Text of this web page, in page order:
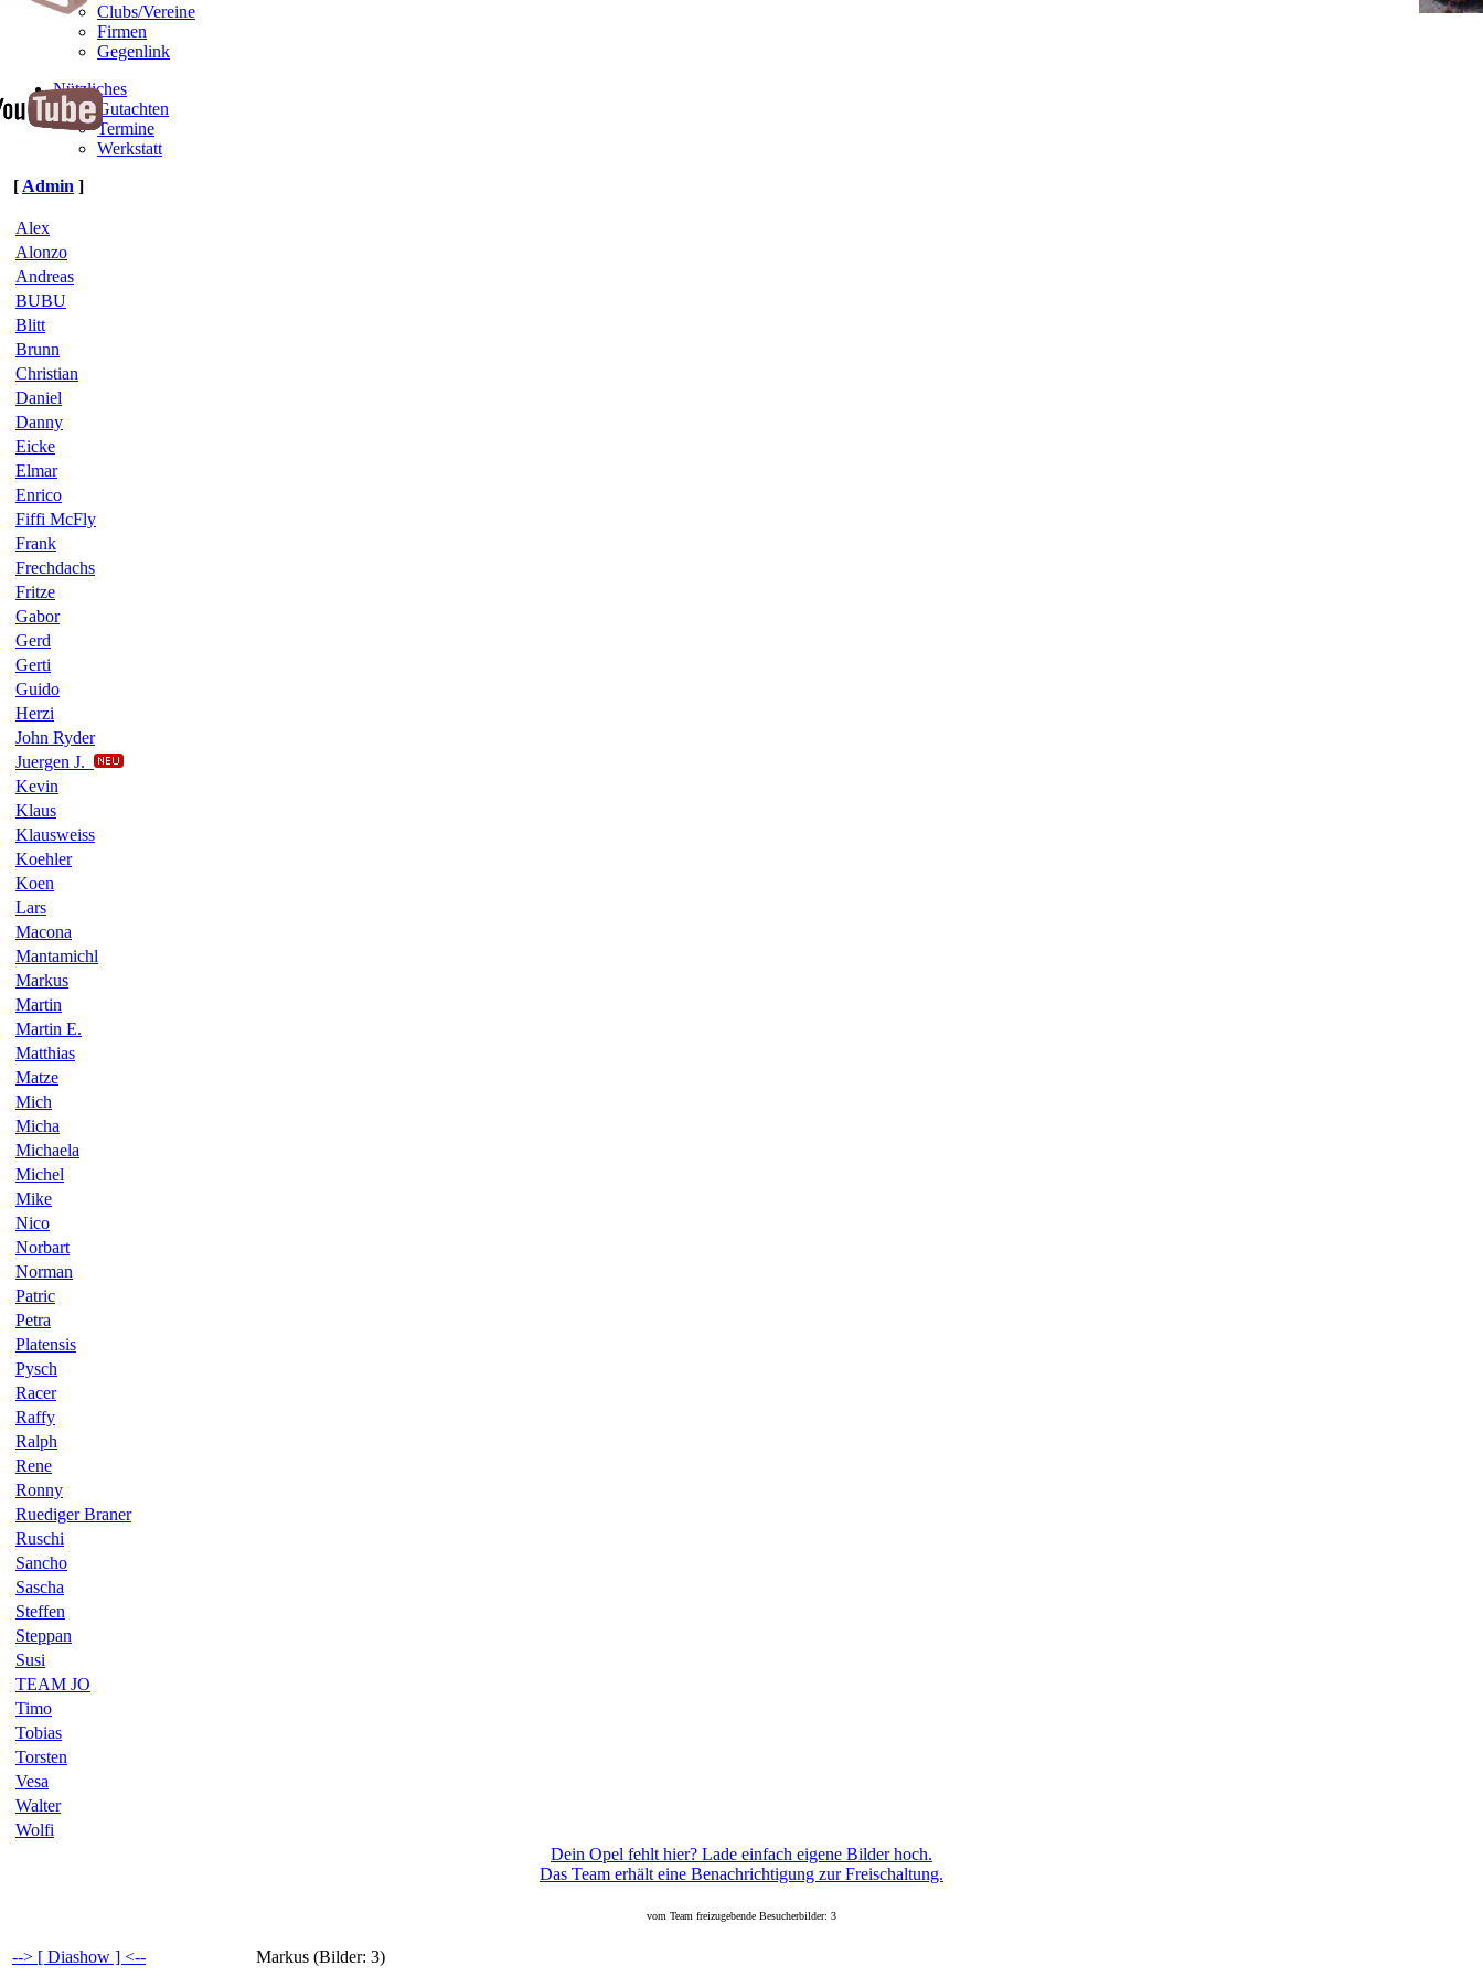
Clubs/Vereine
Firmen
Gegenlink
Nützliches
Gutachten
Termine
Werkstatt
[ Admin ]
Alex
Alonzo
Andreas
BUBU
Blitt
Brunn
Christian
Daniel
Danny
Eicke
Elmar
Enrico
Fiffi McFly
Frank
Frechdachs
Fritze
Gabor
Gerd
Gerti
Guido
Herzi
John Ryder
Juergen J.
Kevin
Klaus
Klausweiss
Koehler
Koen
Lars
Macona
Mantamichl
Markus
Martin
Martin E.
Matthias
Matze
Mich
Micha
Michaela
Michel
Mike
Nico
Norbart
Norman
Patric
Petra
Platensis
Pysch
Racer
Raffy
Ralph
Rene
Ronny
Ruediger Braner
Ruschi
Sancho
Sascha
Steffen
Steppan
Susi
TEAM JO
Timo
Tobias
Torsten
Vesa
Walter
Wolfi
Dein Opel fehlt hier? Lade einfach eigene Bilder hoch.
Das Team erhält eine Benachrichtigung zur Freischaltung.
vom Team freizugebende Besucherbilder: 3
Markus (Bilder: 3)
--> [ Diashow ] <--